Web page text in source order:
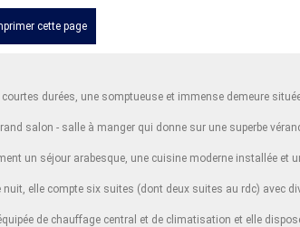
cette page
durées, une somptueuse et immense demeure
salon - salle à manger qui donne sur une superbe
un séjour arabesque, une cuisine moderne installée et
nuit, elle compte six suites (dont deux suites au rdc) avec
de chauffage central et de climatisation et elle